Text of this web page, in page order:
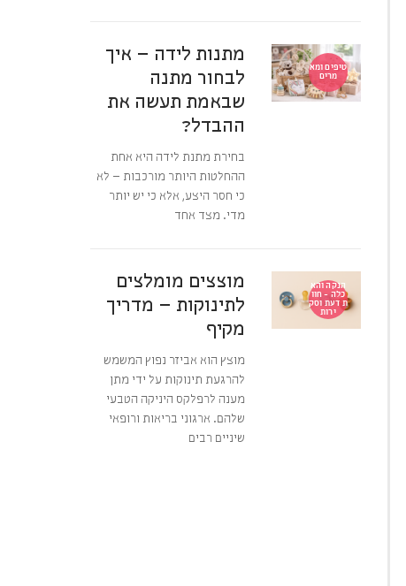
טיפים ומא
מרים
מתנות לידה – איך
לבחור מתנה
שבאמת תעשה את
ההבדל?
בחירת מתנת לידה היא אחת
ההחלטות היותר מורכבות – לא
כי חסר היצע, אלא כי יש יותר
מדי. מצד אחד
הנקה והא
כלה - חוו
ת דעת וסק
ירות
מוצצים מומלצים
לתינוקות – מדריך
מקיף
מוצץ הוא אביזר נפוץ המשמש
להרגעת תינוקות על ידי מתן
מענה לרפלקס היניקה הטבעי
שלהם. ארגוני בריאות ורופאי
שיניים רבים